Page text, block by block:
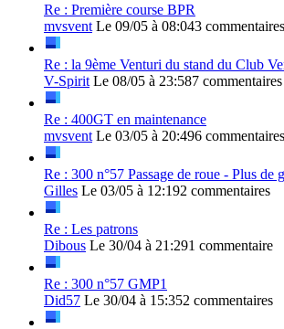
Re : Première course BPR
mvsvent Le 09/05 à 08:043 commentaires
Re : la 9ème Venturi du stand du Club
V-Spirit Le 08/05 à 23:587 commentaires
Re : 400GT en maintenance
mvsvent Le 03/05 à 20:496 commentaires
Re : 300 n°57 Passage de roue - Plus de
Gilles Le 03/05 à 12:192 commentaires
Re : Les patrons
Dibous Le 30/04 à 21:291 commentaire
Re : 300 n°57 GMP1
Did57 Le 30/04 à 15:352 commentaires